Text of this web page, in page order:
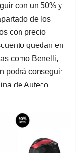
con un 50% y
de los
con precio
quedan en
como Benelli,
podrá conseguir
de Auteco.